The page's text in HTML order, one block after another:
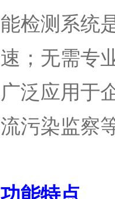
能检测系统
速；无需专
广泛应用于
流污染监察
功能特点